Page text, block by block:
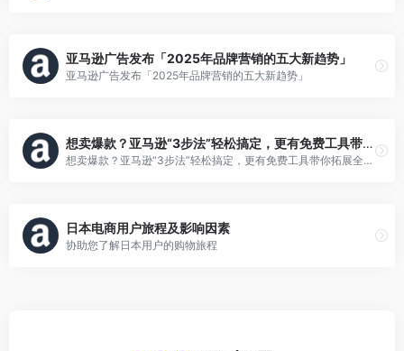
亚马逊广告发布「2025年品牌营销的五大新趋势」
亚马逊广告发布「2025年品牌营销的五大新趋势」
想卖爆款？亚马逊“3步法”轻松搞定，更有免费工具带你拓展全球市场！
想卖爆款？亚马逊“3步法”轻松搞定，更有免费工具带你拓展全球市场！
日本电商用户旅程及影响因素
协助您了解日本用户的购物旅程